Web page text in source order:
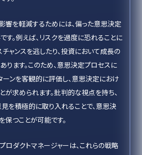
響を軽減するためには、偏った意思決定
す。例えば、リスクを過度に恐れることに
チャンスを逃したり、投資において成長の
ります。このため、意思決定プロセスに
ーンを客観的に評価し、意思決定におけ
が求められます。批判的な視点を持ち、
を積極的に取り入れることで、意思決
保つことが可能です。
ロダクトマネージャーは、これらの戦略